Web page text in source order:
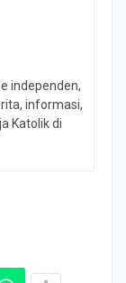
independen,
informasi,
Katolik di